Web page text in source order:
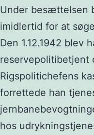
Under besættelsen
imidlertid for at
Den 1.12.1942 blev
reservepolitibetjent
Rigspolitichefens
forrettede han
hos